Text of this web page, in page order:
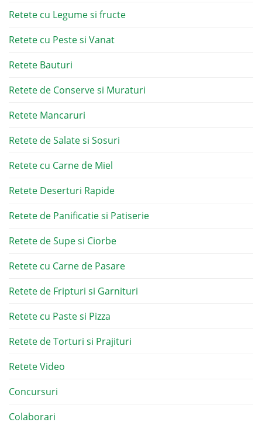
Retete cu Legume si fructe
Retete cu Peste si Vanat
Retete Bauturi
Retete de Conserve si Muraturi
Retete Mancaruri
Retete de Salate si Sosuri
Retete cu Carne de Miel
Retete Deserturi Rapide
Retete de Panificatie si Patiserie
Retete de Supe si Ciorbe
Retete cu Carne de Pasare
Retete de Fripturi si Garnituri
Retete cu Paste si Pizza
Retete de Torturi si Prajituri
Retete Video
Concursuri
Colaborari